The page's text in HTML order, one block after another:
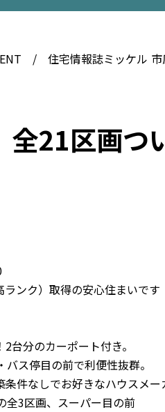
住宅情報誌ミッケル
全21区画つ
ランク）取得の安心住まいです
台分のカーポート付き。
ス停目の前で利便性抜群。
件なしでお好きなハウスメー
全3区画、スーパー目の前